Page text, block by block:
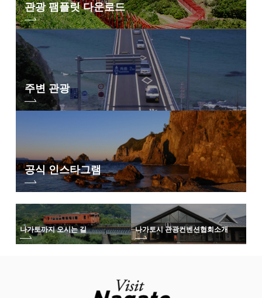
관광 팸플릿 다운로드
주변 관광
공식 인스타그램
나가토까지 오시는 길 나가토시 관광컨벤션협회소개